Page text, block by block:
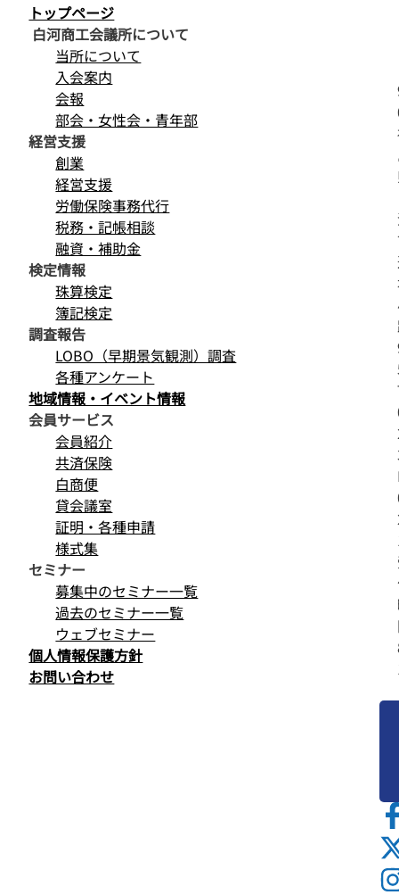
トップページ
白河商工会議所について
当所について
入会案内
会報
部会・女性会・青年部
経営支援
創業
経営支援
労働保険事務代行
税務・記帳相談
融資・補助金
検定情報
珠算検定
簿記検定
調査報告
LOBO（早期景気観測）調査
各種アンケート
地域情報・イベント情報
会員サービス
会員紹介
共済保険
白商便
貸会議室
証明・各種申請
様式集
セミナー
募集中のセミナー一覧
過去のセミナー一覧
ウェブセミナー
個人情報保護方針
お問い合わせ